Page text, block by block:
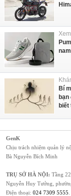
Bí
bạn
biết
GenK
Chịu trách nhiệm quản lý
Bà Nguyễn Bích Minh
TRỤ SỞ HÀ NỘI: Tầng
Nguyễn Huy Tưởng,
Điện thoại: 024 7309 5555